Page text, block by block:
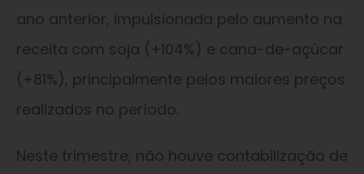
ano anterior, impulsionada pelo aumento na
receita com soja (+104%) e cana-de-açúcar
(+81%), principalmente pelos maiores preços
realizados no período.
Neste trimestre, não houve contabilização de